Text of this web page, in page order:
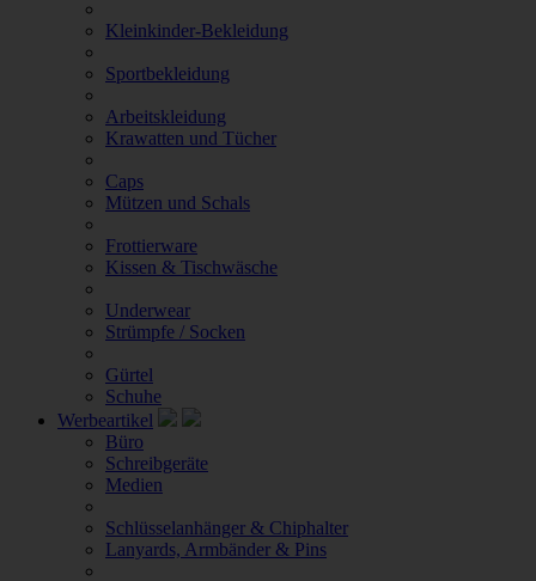
Kleinkinder-Bekleidung
Sportbekleidung
Arbeitskleidung
Krawatten und Tücher
Caps
Mützen und Schals
Frottierware
Kissen & Tischwäsche
Underwear
Strümpfe / Socken
Gürtel
Schuhe
Werbeartikel
Büro
Schreibgeräte
Medien
Schlüsselanhänger & Chiphalter
Lanyards, Armbänder & Pins